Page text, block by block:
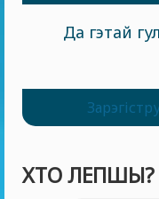
Да гэтай
ХТО ЛЕПШЫ?